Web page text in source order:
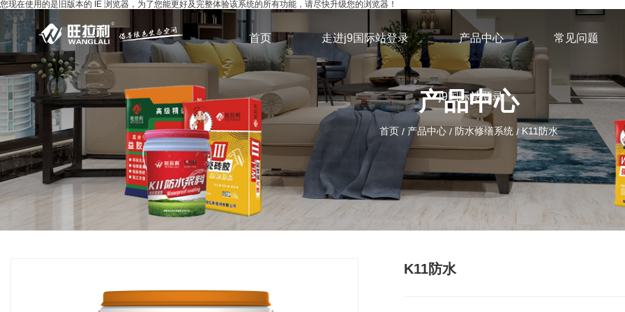
您现在使用的是旧版本的 IE 浏览器，为了您能更好及完整体验该系统的所有功能，请尽快升级您的浏览器！
首页 走进j9国际站登录 产品中心 常见问题
j9国际站登录
产品中心
首页 / 产品中心 / 防水修缮系统 /K11防水
K11防水